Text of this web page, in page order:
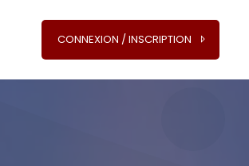
CONNEXION / INSCRIPTION